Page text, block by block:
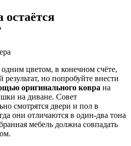
цветом, в конечном счёте,
но попробуйте внести
оригинального ковра на
на диване. Совет
смотрятся двери и пол в
они отличаются в один-два тона
мебель должна совпадать